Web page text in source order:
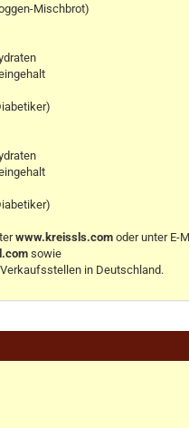
Mischbrot)
www.kreissls.com oder unter E-
sowie
in Deutschland.